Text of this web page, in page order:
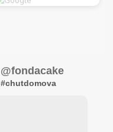
@fondacake
#chutdomova